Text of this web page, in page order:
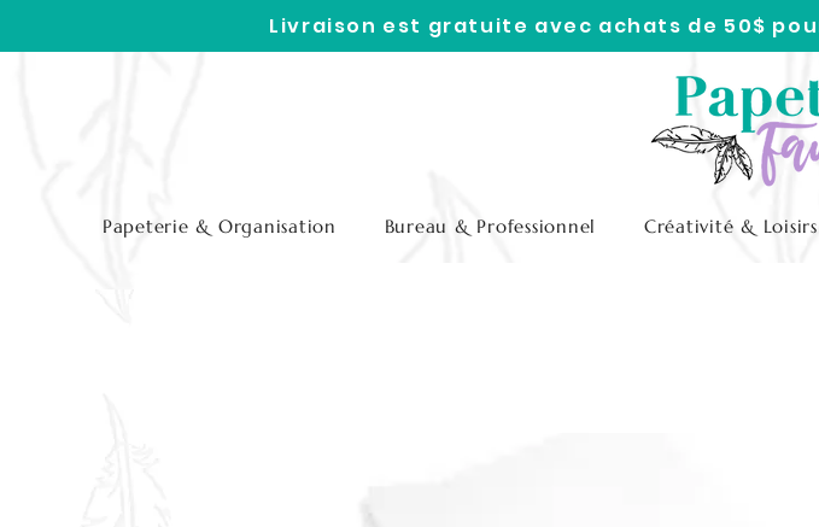
Livraison est gratuite avec achats de 50$
Papeterie & Organisation Bureau & Professionnel Créativité & Loisirs